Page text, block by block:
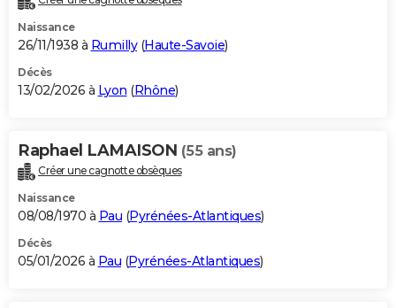
Naissance
26/11/1938 à Rumilly(Haute-Savoie)
Décès
13/02/2026 à Lyon (Rhône)
Raphael LAMAISON (55 ans)
Créer une cagnotte obsèques
Naissance
08/08/1970 à Pau (Pyrénées-Atlantiques)
Décès
05/01/2026 à Pau (Pyrénées-Atlantiques)